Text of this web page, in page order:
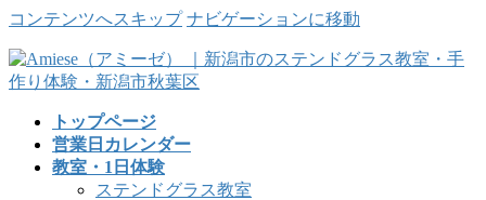
コンテンツへスキップ ナビゲーションに移動
トップページ
営業日カレンダー
教室・1日体験
ステンドグラス教室